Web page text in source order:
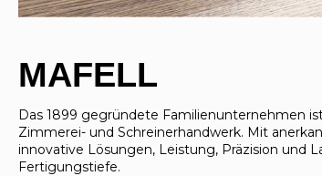
MAFELL
Das 1899 gegründete Familienunternehmen
Zimmerei- und Schreinerhandwerk. Mit
innovative Lösungen, Leistung, Präzision und
Fertigungstiefe.